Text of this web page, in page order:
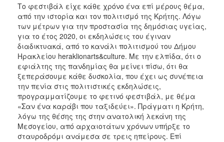
ΑΝΘΕΚΤΙΚΗ
ΠΟΛΗ
Το φεστιβάλ είχε κάθε χρόνο ένα επί μέρους θέμα,
από την ιστορία και τον πολιτισμό της Κρήτης. Λόγω
των μέτρων για την προστασία της δημόσιας υγείας,
για το έτος 2020, οι εκδηλώσεις του έγιναν
διαδικτυακά, από το κανάλι πολιτισμού του Δήμου
Ηρακλείου heraklionarts&culture. Με την ελπίδα, ότι ο
εφιάλτης της πανδημίας θα μείνει πίσω, ότι θα
ξεπεράσουμε κάθε δυσκολία, που έχει ως συνέπεια
την πενία στις πολιτιστικές εκδηλώσεις,
προγραμματίζουμε το φετινό φεστιβάλ, με θέμα
«Σαν ένα καράβι που ταξιδεύει». Πράγματι η Κρήτη,
λόγω της θέσης της στην ανατολική λεκάνη της
Μεσογείου, από αρχαιοτάτων χρόνων υπήρξε το
σταυροδρόμι ανάμεσα σε τρεις ηπείρους. Επί